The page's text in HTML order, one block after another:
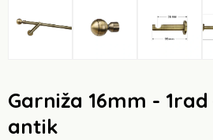
Garniža 16mm - 1rad
antik